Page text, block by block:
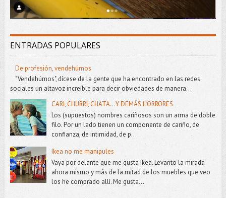
ENTRADAS POPULARES
De profesión, vendehúmos
"Vendehúmos", dícese de la gente que ha encontrado en las redes
sociales un altavoz increíble para decir obviedades de manera...
CARI, CHURRI, CHATA...Y DEMÁS HORRORES
Los (supuestos) nombres cariñosos son un arma de doble
filo. Por un lado tienen un componente de cariño, de
confianza, de intimidad, de p...
Ikea no me manipules
Vaya por delante que me gusta Ikea. Levanto la mirada
ahora mismo y más de la mitad de los muebles que veo
los he comprado allí. Me gusta...